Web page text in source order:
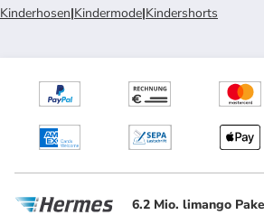
Kinderhosen|Kindermode|Kindershorts
6.2 Mio. limango